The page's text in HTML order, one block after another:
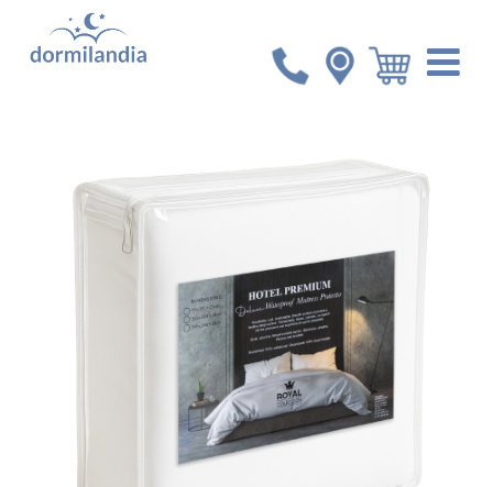
Inicio Accesorios
Protector de colchón impermeable
Hotel Premium Deluxe Jersey King